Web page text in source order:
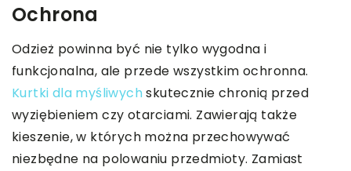
Ochrona
Odzież powinna być nie tylko wygodna i
funkcjonalna, ale przede wszystkim ochronna.
Kurtki dla myśliwychskutecznie chronią przed
wyziębieniem czy otarciami. Zawierają także
kieszenie, w których można przechowywać
niezbędne na polowaniu przedmioty. Zamiast